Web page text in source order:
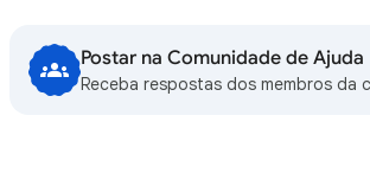
Postar na Comunidade de Ajuda
Receba respostas dos membros da